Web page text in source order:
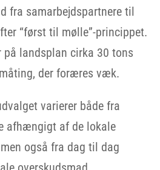
fra samarbejdspartnere til
“først til mølle”-princippet.
på landsplan cirka 30 tons
der foræres væk.
varierer både fra
afhængigt af de lokale
også fra dag til dag